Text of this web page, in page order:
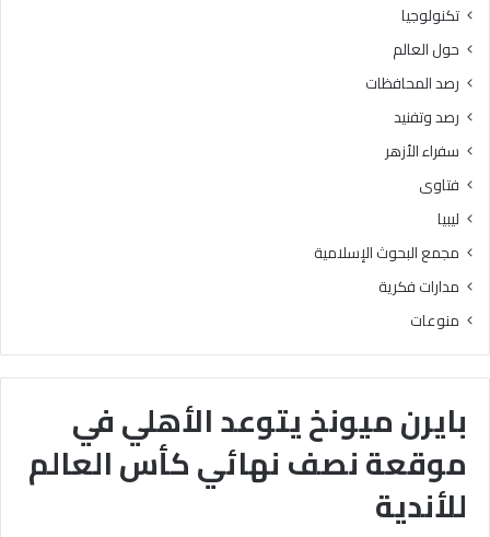
بايرن ميونخ يتوعد الأهلي في
موقعة نصف نهائي كأس العالم
للأندية
تكنولوجيا
حول العالم
رصد المحافظات
رصد وتفنيد
سفراء الأزهر
فتاوى
ليبيا
مجمع البحوث الإسلامية
مدارات فكرية
منوعات